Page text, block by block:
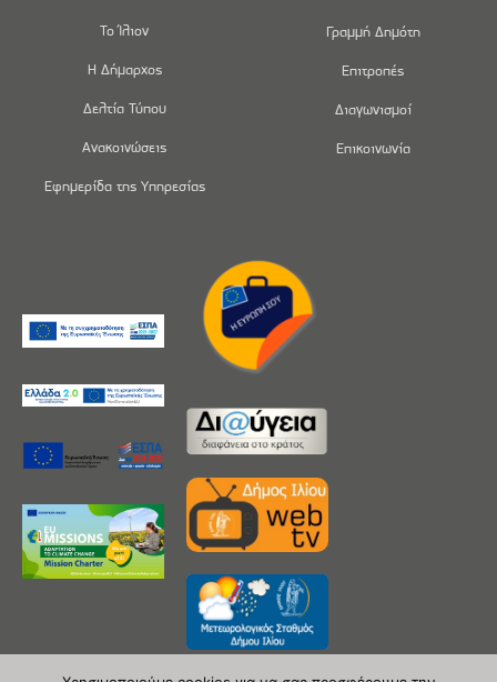
Το Ίλιον
Η Δήμαρχος
Δελτία Τύπου
Ανακοινώσεις
Εφημερίδα της Υπηρεσίας
Γραμμή Δημότη
Επιτροπές
Διαγωνισμοί
Επικοινωνία